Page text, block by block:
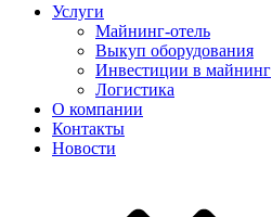
Услуги
Майнинг-отель
Выкуп оборудования
Инвестиции в майнинг
Логистика
О компании
Контакты
Новости